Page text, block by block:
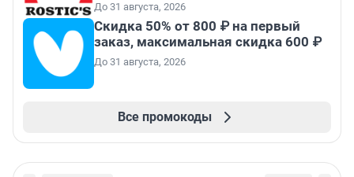
До 31 августа, 2026
Скидка 50% от 800 ₽ на первый
заказ, максимальная скидка 600 ₽
До 31 августа, 2026
Все промокоды